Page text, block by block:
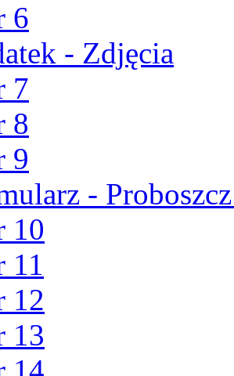
6
- Zdjęcia
7
8
9
-
10
11
12
13